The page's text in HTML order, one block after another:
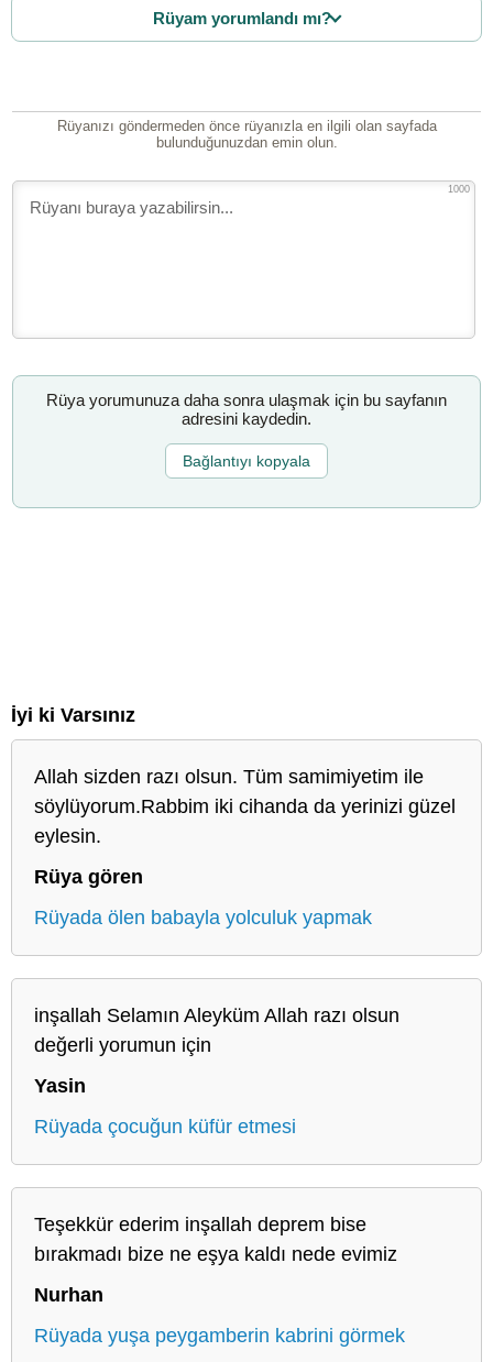
Rüyam yorumlandı mı?
Rüyanızı göndermeden önce rüyanızla en ilgili olan sayfada
bulunduğunuzdan emin olun.
1000
Rüya yorumunuza daha sonra ulaşmak için bu sayfanın
adresini kaydedin.
Bağlantıyı kopyala
İyi ki Varsınız
Allah sizden razı olsun. Tüm samimiyetim ile
söylüyorum.Rabbim iki cihanda da yerinizi güzel
eylesin.
Rüya gören
Rüyada ölen babayla yolculuk yapmak
inşallah Selamın Aleyküm Allah razı olsun
değerli yorumun için
Yasin
Rüyada çocuğun küfür etmesi
Teşekkür ederim inşallah deprem bise
bırakmadı bize ne eşya kaldı nede evimiz
Nurhan
Rüyada yuşa peygamberin kabrini görmek